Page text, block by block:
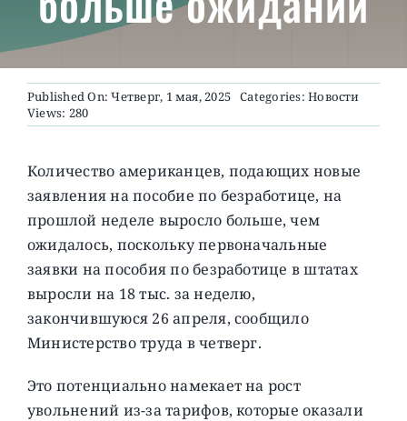
О ПРОЕКТЕ
Published On: Четверг, 1 мая, 2025 Categories:Новости
Views: 280
Количество американцев, подающих новые
заявления на пособие по безработице, на
прошлой неделе выросло больше, чем
ожидалось, поскольку первоначальные
заявки на пособия по безработице в штатах
выросли на 18 тыс. за неделю,
закончившуюся 26 апреля, сообщило
Министерство труда в четверг.
Это потенциально намекает на рост
увольнений из-за тарифов, которые оказали